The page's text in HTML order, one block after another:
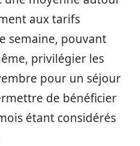
aux tarifs
semaine, pouvant
privilégier les
pour un séjour
de bénéficier
étant considérés